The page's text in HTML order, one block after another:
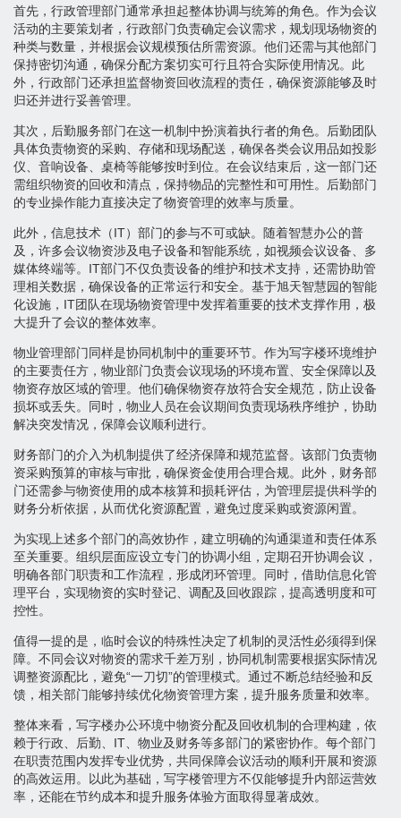
首先，行政管理部门通常承担起整体协调与统筹的角色。作为会议
活动的主要策划者，行政部门负责确定会议需求，规划现场物资的
种类与数量，并根据会议规模预估所需资源。他们还需与其他部门
保持密切沟通，确保分配方案切实可行且符合实际使用情况。此
外，行政部门还承担监督物资回收流程的责任，确保资源能够及时
归还并进行妥善管理。
其次，后勤服务部门在这一机制中扮演着执行者的角色。后勤团队
具体负责物资的采购、存储和现场配送，确保各类会议用品如投影
仪、音响设备、桌椅等能够按时到位。在会议结束后，这一部门还
需组织物资的回收和清点，保持物品的完整性和可用性。后勤部门
的专业操作能力直接决定了物资管理的效率与质量。
此外，信息技术（IT）部门的参与不可或缺。随着智慧办公的普
及，许多会议物资涉及电子设备和智能系统，如视频会议设备、多
媒体终端等。IT部门不仅负责设备的维护和技术支持，还需协助管
理相关数据，确保设备的正常运行和安全。基于旭天智慧园的智能
化设施，IT团队在现场物资管理中发挥着重要的技术支撑作用，极
大提升了会议的整体效率。
物业管理部门同样是协同机制中的重要环节。作为写字楼环境维护
的主要责任方，物业部门负责会议现场的环境布置、安全保障以及
物资存放区域的管理。他们确保物资存放符合安全规范，防止设备
损坏或丢失。同时，物业人员在会议期间负责现场秩序维护，协助
解决突发情况，保障会议顺利进行。
财务部门的介入为机制提供了经济保障和规范监督。该部门负责物
资采购预算的审核与审批，确保资金使用合理合规。此外，财务部
门还需参与物资使用的成本核算和损耗评估，为管理层提供科学的
财务分析依据，从而优化资源配置，避免过度采购或资源闲置。
为实现上述多个部门的高效协作，建立明确的沟通渠道和责任体系
至关重要。组织层面应设立专门的协调小组，定期召开协调会议，
明确各部门职责和工作流程，形成闭环管理。同时，借助信息化管
理平台，实现物资的实时登记、调配及回收跟踪，提高透明度和可
控性。
值得一提的是，临时会议的特殊性决定了机制的灵活性必须得到保
障。不同会议对物资的需求千差万别，协同机制需要根据实际情况
调整资源配比，避免“一刀切”的管理模式。通过不断总结经验和反
馈，相关部门能够持续优化物资管理方案，提升服务质量和效率。
整体来看，写字楼办公环境中物资分配及回收机制的合理构建，依
赖于行政、后勤、IT、物业及财务等多部门的紧密协作。每个部门
在职责范围内发挥专业优势，共同保障会议活动的顺利开展和资源
的高效运用。以此为基础，写字楼管理方不仅能够提升内部运营效
率，还能在节约成本和提升服务体验方面取得显著成效。